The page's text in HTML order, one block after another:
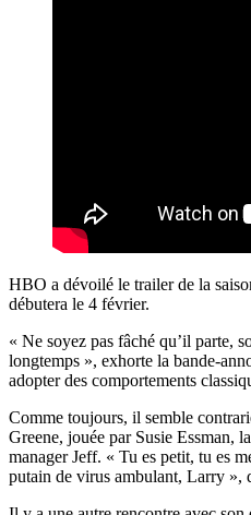
HBO a dévoilé le trailer de la
débutera le 4 février.
« Ne soyez pas fâché qu’il parte,
longtemps », exhorte la bande-
adopter des comportements
Comme toujours, il semble
Greene, jouée par Susie Essman,
manager Jeff. « Tu es petit, tu es
putain de virus ambulant, Larry »,